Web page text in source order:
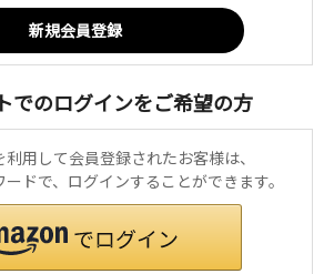
でのログインをご希望の方
用して会員登録されたお客様は、
ドで、ログインすることができます。